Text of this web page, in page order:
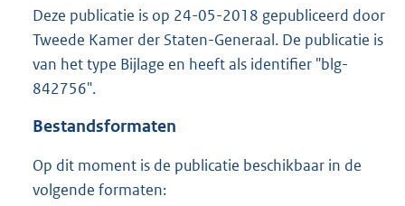
e
:
7
Deze publicatie is op 24-05-2018 gepubliceerd door
Tweede Kamer der Staten-Generaal. De publicatie is
van het type Bijlage en heeft als identifier "blg-
842756".
Bestandsformaten
Op dit moment is de publicatie beschikbaar in de
volgende formaten: